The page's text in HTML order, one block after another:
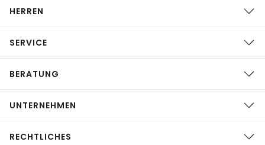
HERREN
SERVICE
BERATUNG
UNTERNEHMEN
RECHTLICHES